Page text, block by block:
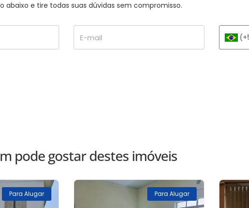
abaixo e tire todas suas dúvidas sem compromisso.
pode gostar destes imóveis
Para Alugar Para Alugar